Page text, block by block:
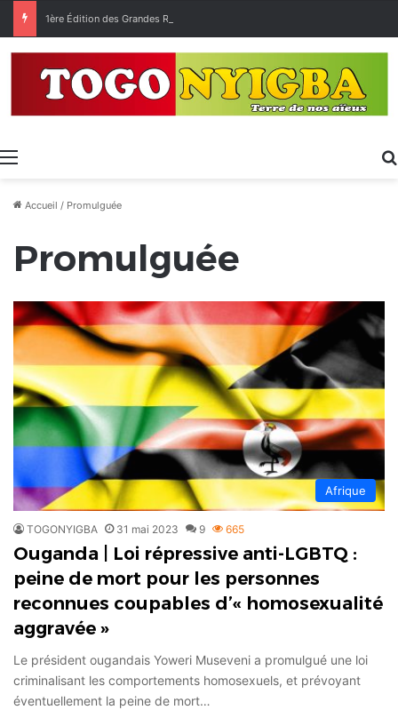
Menu
Accueil / Promulguée
Promulguée
Afrique
TOGONYIGBA 31 mai 2023 9 665
Ouganda | Loi répressive anti-LGBTQ :
peine de mort pour les personnes
reconnues coupables d’« homosexualité
aggravée »
Le président ougandais Yoweri Museveni a promulgué une loi
criminalisant les comportements homosexuels, et prévoyant
éventuellement la peine de mort…